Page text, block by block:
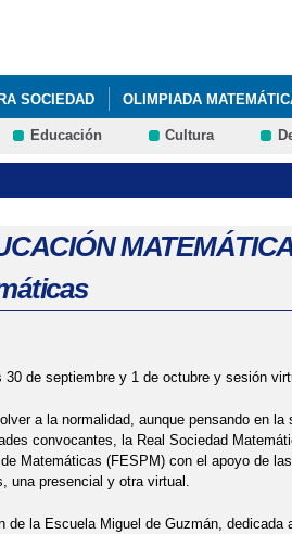
SOCIEDAD OLIMPIADA
2016 VISITA DE PEDRO
MATEMÁTICA DE CASTILLA LA
Educación Cultura
de septiembre y 1 de octubre y sesión
a la normalidad, aunque pensando en
convocantes, la Real Sociedad
Matemáticas (FESPM) con el apoyo de
una presencial y otra virtual.
de la Escuela Miguel de Guzmán,